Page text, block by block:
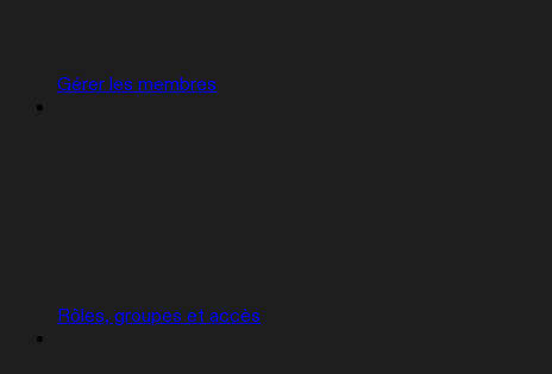
Gérer les membres
Rôles, groupes et accès